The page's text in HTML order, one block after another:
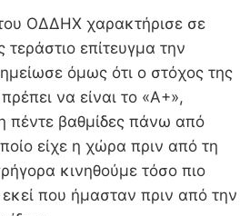
ΟΔΔΗΧ χαρακτήρισε σε
επίτευγμα την
όμως ότι ο στόχος της
να είναι το «A+»,
πέντε βαθμίδες πάνω από
είχε η χώρα πριν από τη
κινηθούμε τόσο πιο
που ήμασταν πριν από την